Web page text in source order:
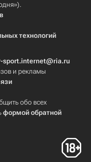
технологий
sport.internet@ria.ru
и рекламы
обо всех
формой обратной